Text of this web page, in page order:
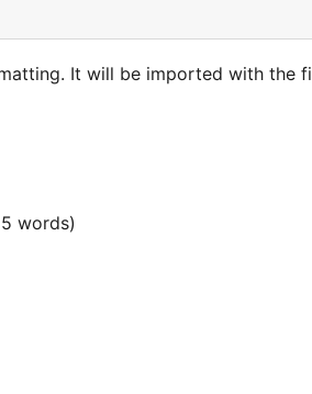
It will be imported with the
words)